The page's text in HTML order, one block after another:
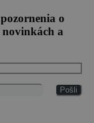
o
novinkách a